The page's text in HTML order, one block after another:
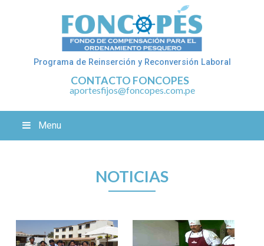
Programa de Reinserción y Reconversión Laboral
CONTACTO FONCOPES
aportesfijos@foncopes.com.pe
Menu
NOTICIAS